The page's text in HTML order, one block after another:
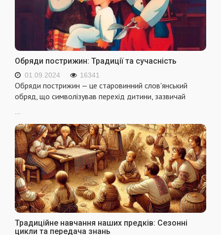
Обряди пострижин: Традиції та сучасність
01.09.2024 16341
Обряди пострижин — це старовинний слов'янський
обряд, що символізував перехід дитини, зазвичай
Традиційне навчання наших предків: Сезонні
цикли та передача знань